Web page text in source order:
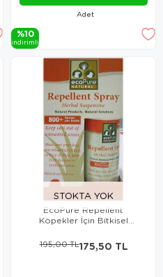
Adet
%10
i̇ndi̇ri̇mli̇
STOKTA YOK
EcoPure Repellent
Köpekler İçin Bitkisel
175,50 TL
195,00 TL